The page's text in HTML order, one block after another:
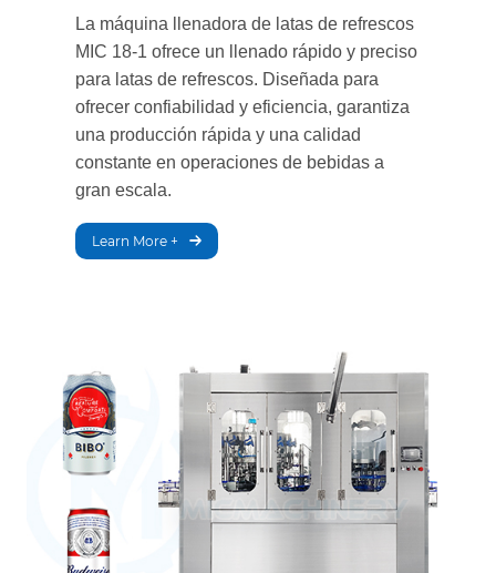
La máquina llenadora de latas de refrescos
MIC 18-1 ofrece un llenado rápido y preciso
para latas de refrescos. Diseñada para
ofrecer confiabilidad y eficiencia, garantiza
una producción rápida y una calidad
constante en operaciones de bebidas a
gran escala.
Learn More +